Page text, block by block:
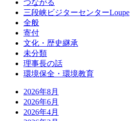
つながる
三段峡ビジターセンターLoupe
全般
寄付
文化・歴史継承
未分類
理事長の話
環境保全・環境教育
2026年8月
2026年6月
2026年4月